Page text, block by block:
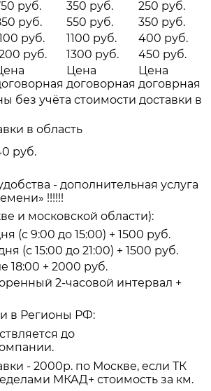
руб. 350 руб.
250 руб.
руб. 550 руб.
350 руб.
руб. 1100 руб.
400 руб.
руб. 1300 руб.
450 руб.
Цена
договорная
Цена
договрная
без учёта стоимости доставки в
в область
руб.
- дополнительная услуга
!!!!!!
и московской области):
(с 9:00 до 15:00) + 1500 руб.
(с 15:00 до 21:00) + 1500 руб.
18:00 + 2000 руб.
2-часовой интервал +
в Регионы РФ:
до
- 2000р. по Москве, если ТК
МКАД+ стоимость за км.